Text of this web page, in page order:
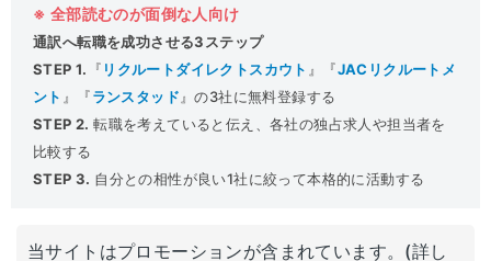
※ 全部読むのが面倒な人向け
通訳へ転職を成功させる3ステップ
STEP 1.
『 リクルートダイレクトスカウト 』『JACリクルートメ
ント 』『ランスタッド』の3社に無料登録する
STEP 2. 転職を考えていると伝え、各社の独占求人や担当者を
比較する
STEP 3. 自分との相性が良い1社に絞って本格的に活動する
当サイトはプロモーションが含まれています。(詳し